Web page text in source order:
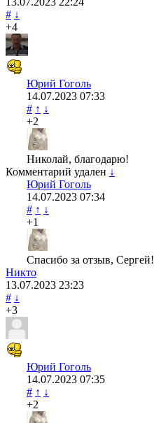
# ↓
+4
Юрий Гоголь
14.07.2023 07:33
# ↑ ↓
+2
Николай, благодарю!
Комментарий удален ↓
Юрий Гоголь
14.07.2023 07:34
# ↑ ↓
+1
Спасибо за отзыв, Сергей!
Никто
13.07.2023 23:23
# ↓
+3
Юрий Гоголь
14.07.2023 07:35
# ↑ ↓
+2